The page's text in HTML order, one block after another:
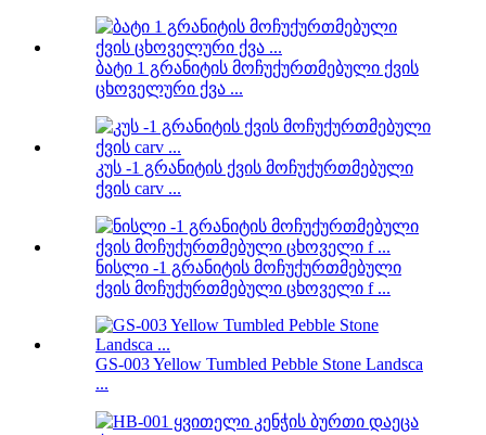
ბატი 1 გრანიტის მოჩუქურთმებული ქვის
ცხოველური ქვა ...
კუს -1 გრანიტის ქვის მოჩუქურთმებული
ქვის carv ...
ნისლი -1 გრანიტის მოჩუქურთმებული
ქვის მოჩუქურთმებული ცხოველი f ...
GS-003 Yellow Tumbled Pebble Stone Landsca
...